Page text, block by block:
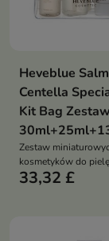
Heveblue
Centella
Kit Bag
Zestaw
kosmetyków do
twarzy, który zapewnia
33,32 £